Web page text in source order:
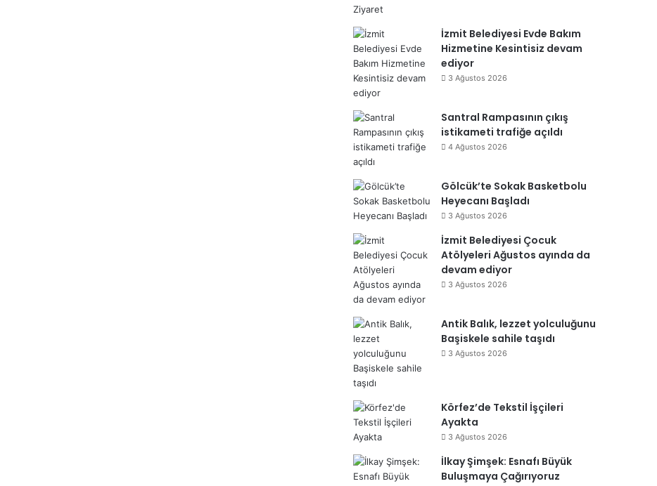
İzmit Belediyesi Evde Bakım
Hizmetine Kesintisiz devam
ediyor
3 Ağustos 2026
Santral Rampasının çıkış
istikameti trafiğe açıldı
4 Ağustos 2026
Gölcük’te Sokak Basketbolu
Heyecanı Başladı
3 Ağustos 2026
İzmit Belediyesi Çocuk
Atölyeleri Ağustos ayında da
devam ediyor
3 Ağustos 2026
Antik Balık, lezzet yolculuğunu
Başiskele sahile taşıdı
3 Ağustos 2026
Körfez’de Tekstil İşçileri
Ayakta
3 Ağustos 2026
İlkay Şimşek: Esnafı Büyük
Buluşmaya Çağırıyoruz